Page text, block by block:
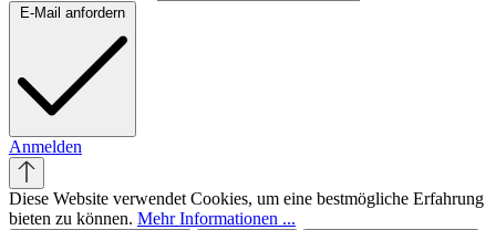
E-Mail anfordern
Anmelden
Diese Website verwendet Cookies, um eine bestmögliche Erfahrung
bieten zu können. Mehr Informationen ...